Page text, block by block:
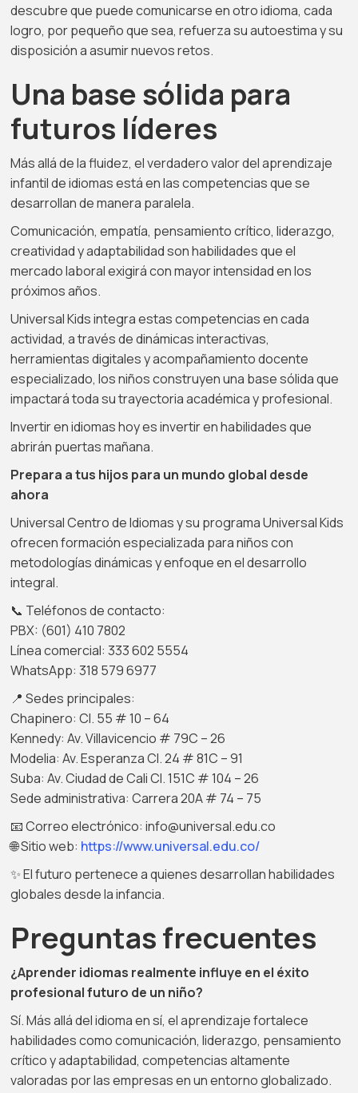
descubre que puede comunicarse en otro idioma, cada
logro, por pequeño que sea, refuerza su autoestima y su
disposición a asumir nuevos retos.
Una base sólida para
futuros líderes
Más allá de la fluidez, el verdadero valor del aprendizaje
infantil de idiomas está en las competencias que se
desarrollan de manera paralela.
Comunicación, empatía, pensamiento crítico, liderazgo,
creatividad y adaptabilidad son habilidades que el
mercado laboral exigirá con mayor intensidad en los
próximos años.
Universal Kids integra estas competencias en cada
actividad, a través de dinámicas interactivas,
herramientas digitales y acompañamiento docente
especializado, los niños construyen una base sólida que
impactará toda su trayectoria académica y profesional.
Invertir en idiomas hoy es invertir en habilidades que
abrirán puertas mañana.
Prepara a tus hijos para un mundo global desde
ahora
Universal Centro de Idiomas y su programa Universal Kids
ofrecen formación especializada para niños con
metodologías dinámicas y enfoque en el desarrollo
integral.
📞 Teléfonos de contacto:
PBX: (601) 410 7802
Línea comercial: 333 602 5554
WhatsApp: 318 579 6977
📍 Sedes principales:
Chapinero: Cl. 55 # 10 – 64
Kennedy: Av. Villavicencio # 79C – 26
Modelia: Av. Esperanza Cl. 24 # 81C – 91
Suba: Av. Ciudad de Cali Cl. 151C # 104 – 26
Sede administrativa: Carrera 20A # 74 – 75
📧 Correo electrónico: info@universal.edu.co
🌐 Sitio web: https://www.universal.edu.co/
✨ El futuro pertenece a quienes desarrollan habilidades
globales desde la infancia.
Preguntas frecuentes
¿Aprender idiomas realmente influye en el éxito
profesional futuro de un niño?
Sí. Más allá del idioma en sí, el aprendizaje fortalece
habilidades como comunicación, liderazgo, pensamiento
crítico y adaptabilidad, competencias altamente
valoradas por las empresas en un entorno globalizado.